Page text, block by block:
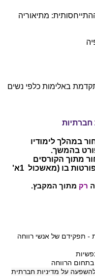
מתיאוריה
באלימות כלפי נשים
חברתיות
במהלך לימודיו
בהמשך.
מתוך הקורסים
המוצעים בידיעון ולפי הדרישות המפורטות בו (מאשכול 1א'
רק מתוך המקבץ.
- תפקידם של אנשי רווחה
בתחום הרווחה
על מדיניות חברתית